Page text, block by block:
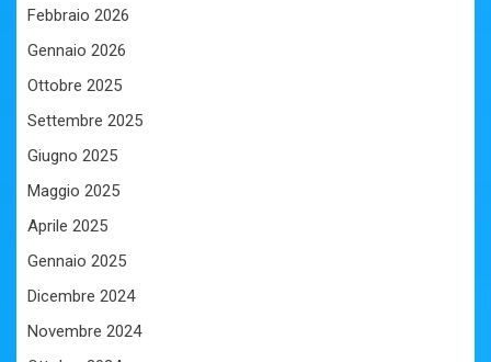
Febbraio 2026
Gennaio 2026
Ottobre 2025
Settembre 2025
Giugno 2025
Maggio 2025
Aprile 2025
Gennaio 2025
Dicembre 2024
Novembre 2024